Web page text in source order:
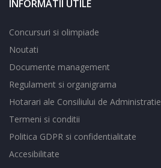
INFORMATII UTILE
Concursuri si olimpiade
Noutati
Documente management
Regulament si organigrama
Hotarari ale Consiliului de Administratie
Termeni si conditii
Politica GDPR si confidentialitate
Accesibilitate